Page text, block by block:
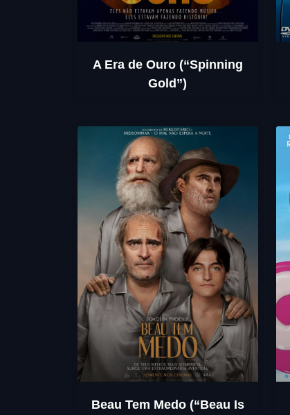
A Era de Ouro (“Spinning
Gold”)
Beau Tem Medo (“Beau Is